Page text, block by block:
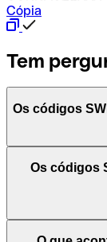
Cópia
Tem
Os códigos
O acrónimo
Interbank
Mundiais)".
processam
Os códigos